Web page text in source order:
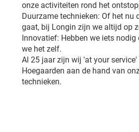
onze activiteiten rond het
Duurzame technieken: Of het
gaat, bij Longin zijn we altijd op
Innovatief: Hebben we iets
we het zelf.
Al 25 jaar zijn wij 'at your
Hoegaarden aan de hand van
technieken.